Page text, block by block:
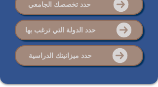
حدد الدولة التي ترغب بها
حدد ميزانيتك الدراسية